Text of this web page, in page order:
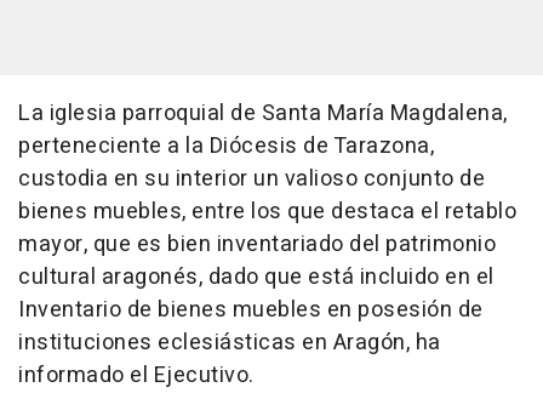
La iglesia parroquial de Santa María Magdalena,
perteneciente a la Diócesis de Tarazona,
custodia en su interior un valioso conjunto de
bienes muebles, entre los que destaca el retablo
mayor, que es bien inventariado del patrimonio
cultural aragonés, dado que está incluido en el
Inventario de bienes muebles en posesión de
instituciones eclesiásticas en Aragón, ha
informado el Ejecutivo.